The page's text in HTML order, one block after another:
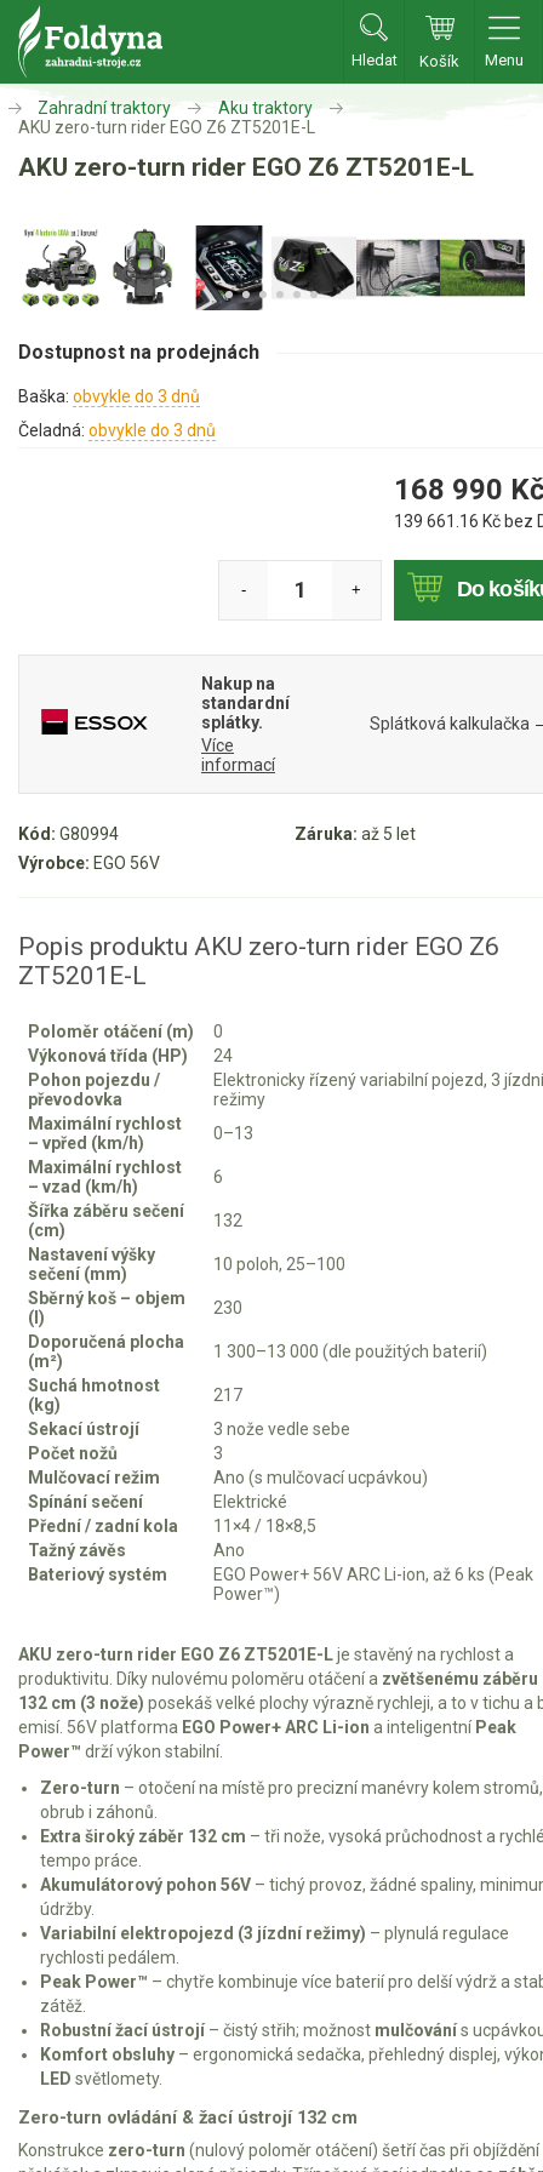
Hledat Košík Menu
Zahradní traktory
Zahradní traktory
Aku traktory
Příslušenství
Sekačky
Benzínové sekačky
Benzínové křovinořezy a vyžínače
Aku křovinořezy a vyžínače
Benzínové pily
Elektrické pily
Jednoruční pily
Vyvětvovací pily
AKU zahradní technika
Aku křovinořezy a vyžínače
Aku pily
Aku sekačky
Aku STIHL
Aku AL-KO
Štípačka na dřevo
VARI
VARI malotraktory
VARI multifunkční nosiče
Sněhové frézy
Vertikutátory
Kultivátory
Nůžky na živý plot
Vysavače a foukače
Elektrocentrály
Štěpkovače a drtiče
Elektrické skútry
Elektrické tříkolky
Elektrické tříkolky pro seniory
Elektrické tříkolky pracovní
Zahradní traktory
Aku traktory
AKU zero-turn rider EGO Z6 ZT5201E-L
AKU zero-turn rider EGO Z6 ZT5201E-L
Kód: G80994 Záruka: až 5 let
Výrobce: EGO 56V
Dostupnost na prodejnách
Baška: obvykle do 3 dnů
Čeladná: obvykle do 3 dnů
168 990
139 661.16 Kč bez
- + Do
Nakup na
standardní
splátky.
Více
informací
Splátková kalkulačka
Popis produktu AKU zero-turn rider EGO Z6
ZT5201E-L
Poloměr otáčení (m)
0
Výkonová třída (HP)
24
Pohon pojezdu /
převodovka
Elektronicky řízený variabilní pojezd, 3 jízdní
režimy
Maximální rychlost
– vpřed (km/h)
0–13
Maximální rychlost
– vzad (km/h)
6
Šířka záběru sečení
(cm)
132
Nastavení výšky
sečení (mm)
10 poloh, 25–100
Sběrný koš – objem
(l)
230
Doporučená plocha
(m²)
1 300–13 000 (dle použitých baterií)
Suchá hmotnost
(kg)
217
Sekací ústrojí
3 nože vedle sebe
Počet nožů
3
Mulčovací režim
Ano (s mulčovací ucpávkou)
Spínání sečení
Elektrické
Přední / zadní kola
11×4 / 18×8,5
Tažný závěs
Ano
Bateriový systém
EGO Power+ 56V ARC Li-ion, až 6 ks (Peak
Power™)
AKU zero-turn rider EGO Z6 ZT5201E-Lje stavěný na rychlost a
produktivitu. Díky nulovému poloměru otáčení a zvětšenému záběru
132 cm (3 nože) posekáš velké plochy výrazně rychleji, a to v tichu a
emisí. 56V platforma EGO Power+ ARC Li-ion a inteligentní Peak
Power™ drží výkon stabilní.
Zero-turn – otočení na místě pro precizní manévry kolem stromů,
obrub i záhonů.
Extra široký záběr 132 cm – tři nože, vysoká průchodnost a
tempo práce.
Akumulátorový pohon 56V – tichý provoz, žádné spaliny,
údržby.
Variabilní elektropojezd (3 jízdní režimy) – plynulá regulace
rychlosti pedálem.
Peak Power™ – chytře kombinuje více baterií pro delší výdrž a
zátěž.
Robustní žací ústrojí – čistý střih; možnost mulčovánís
Komfort obsluhy – ergonomická sedačka, přehledný displej,
LED světlomety.
Zero-turn ovládání & žací ústrojí 132 cm
Konstrukce zero-turn (nulový poloměr otáčení) šetří čas při objíždění